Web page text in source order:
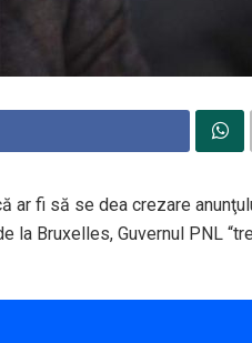
ar fi să se dea crezare
la Bruxelles, Guvernul PNL